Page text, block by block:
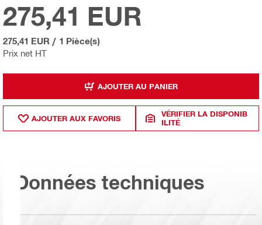
Prix net HT
275,41 EUR
275,41 EUR / 1 Pièce(s)
AJOUTER AU PANIER
AJOUTER AUX FAVORIS
VÉRIFIER LA DISPONIB
ILITÉ
Données techniques